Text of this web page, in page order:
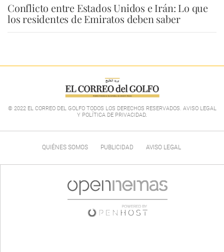
Conflicto entre Estados Unidos e Irán: Lo que
los residentes de Emiratos deben saber
© 2022 EL CORREO DEL GOLFO TODOS LOS DERECHOS RESERVADOS. AVISO LEGAL
Y POLÍTICA DE PRIVACIDAD.
QUIÉNES SOMOS PUBLICIDAD AVISO LEGAL